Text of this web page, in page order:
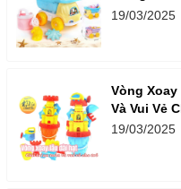
19/03/2025
Vòng Xoay
Và Vui Vẻ
19/03/2025